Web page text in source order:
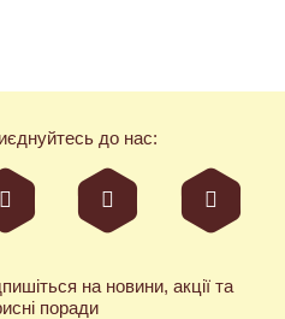
до нас:
на новини, акції та
поради